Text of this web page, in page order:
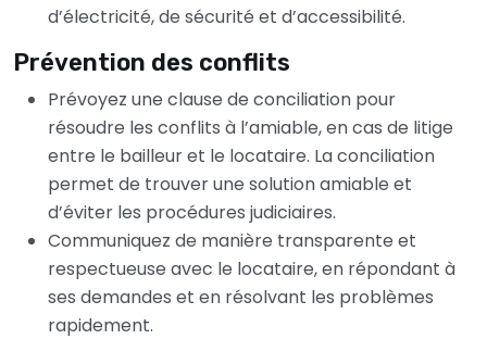
d’électricité, de sécurité et d’accessibilité.
Prévention des conflits
Prévoyez une clause de conciliation pour
résoudre les conflits à l’amiable, en cas de litige
entre le bailleur et le locataire. La conciliation
permet de trouver une solution amiable et
d’éviter les procédures judiciaires.
Communiquez de manière transparente et
respectueuse avec le locataire, en répondant à
ses demandes et en résolvant les problèmes
rapidement.